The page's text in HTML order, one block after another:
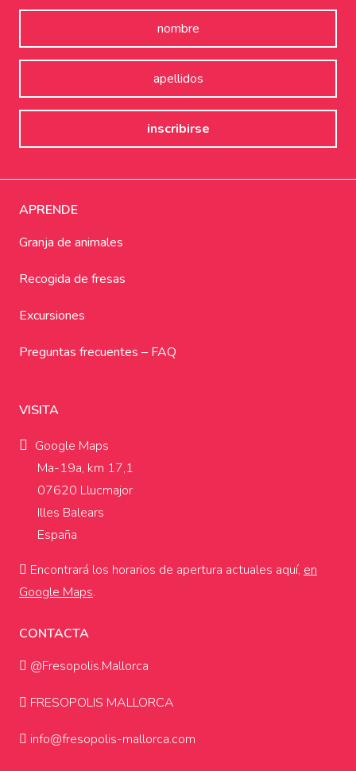
APRENDE
Granja de animales
Recogida de fresas
Excursiones
Preguntas frecuentes – FAQ
VISITA
Google Maps
Ma-19a, km 17,1
07620 Llucmajor
Illes Balears
España
Encontrará los horarios de apertura actuales aquí, en
Google Maps.
CONTACTA
@Fresopolis.Mallorca
FRESOPOLIS MALLORCA
info@fresopolis-mallorca.com